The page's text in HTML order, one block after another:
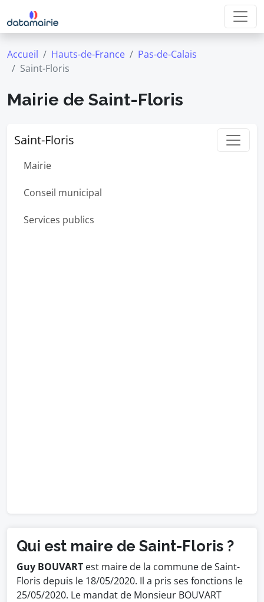
Accueil Hauts-de-France
Pas-de-Calais
Saint-Floris
Mairie de Saint-Floris
Saint-Floris
Mairie
Conseil municipal
Services publics
Qui est maire de Saint-Floris ?
Guy BOUVART est maire de la commune de Saint-
Floris depuis le 18/05/2020. Il a pris ses fonctions le
25/05/2020. Le mandat de Monsieur BOUVART